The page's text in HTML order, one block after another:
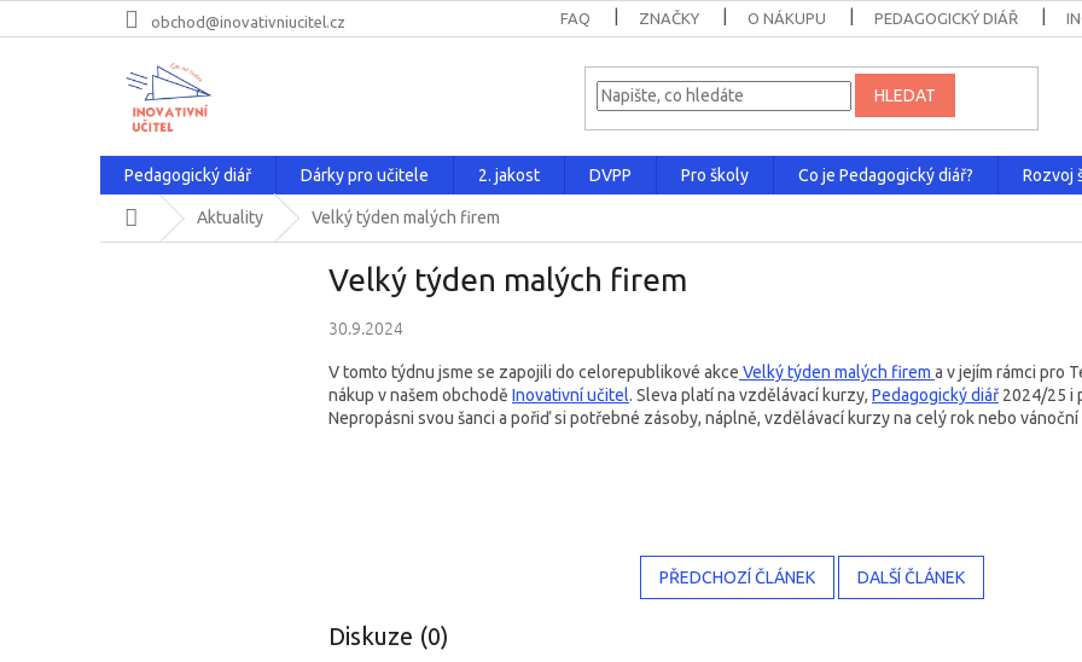
na
obchod@inovativniucitel.cz FAQ ZNAČKY O NÁKUPU PEDAGOGICKÝ DIÁŘ
HLEDAT
Pedagogický diář Dárky pro učitele 2. jakost DVPP Pro školy Co je Pedagogický diář? Rozvoj
Domů Aktuality Velký týden malých firem
Velký týden malých firem
30.9.2024
V tomto týdnu jsme se zapojili do celorepublikové akce Velký týden malých firem a v jejím rámci pro
nákup v našem obchodě Inovativní učitel. Sleva platí na vzdělávací kurzy, Pedagogický diář2024/25 i
Nepropásni svou šanci a pořiď si potřebné zásoby, náplně, vzdělávací kurzy na celý rok nebo
PŘEDCHOZÍ ČLÁNEK DALŠÍ ČLÁNEK
Diskuze (0)